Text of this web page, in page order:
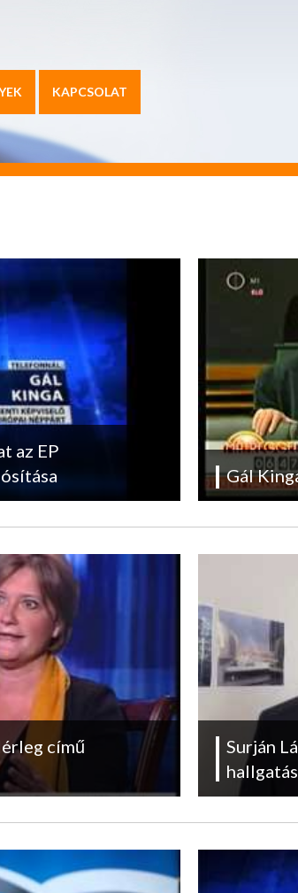
KAPCSOLAT
az EP
Gál
című
Surján